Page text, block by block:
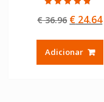
4.50
de 5
€36.96 O
original
era:
€ 24.64O
Adicionar